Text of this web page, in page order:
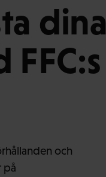
dina
och
på